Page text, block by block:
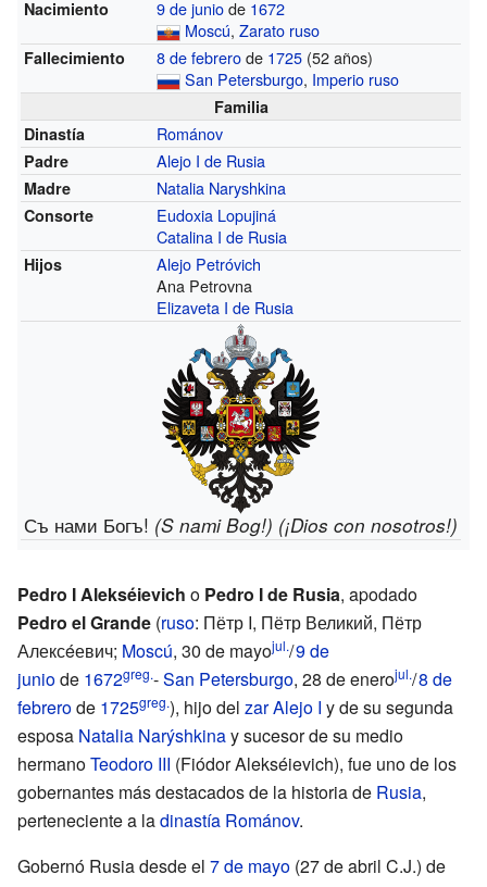
Nacimiento 9 de juniode 1672
Moscú,Zarato ruso
Fallecimiento 8 de febrerode 1725 (52 años)
San Petersburgo, Imperio ruso
Familia
Dinastía
Románov
Padre Alejo I de Rusia
Madre Natalia Naryshkina
Consorte
Eudoxia Lopujiná
Catalina I de Rusia
Hijos
Alejo Petróvich
Ana Petrovna
Elizaveta I de Rusia
Съ нами Богъ! (S nami Bog!) (¡Dios con nosotros!)
Pedro I Alekséievich o Pedro I de Rusia, apodado
Pedro el Grande (ruso: Пётр I, Пётр Великий, Пётр
Алексéевич; Moscú, 30 de mayojul./9 de
juniode 1672greg.-San Petersburgo, 28 de enerojul./8 de
febrerode 1725greg.), hijo del zarAlejo I y de su segunda
esposa Natalia Narýshkinay sucesor de su medio
hermanoTeodoro III (Fiódor Alekséievich), fue uno de los
gobernantes más destacados de la historia de Rusia,
perteneciente a ladinastía Románov.
Gobernó Rusia desde el 7 de mayo (27 de abril C.J.) de